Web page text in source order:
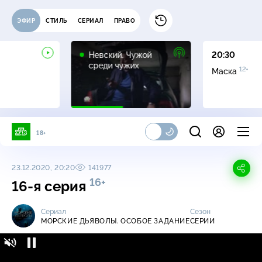
ЭФИР СТИЛЬ СЕРИАЛ ПРАВО
Невский. Чужой
среди чужих
16+
20:30
Маска 12+
18+
23.12.2020, 20:20 141977
16-я серия 16+
Сериал
МОРСКИЕ ДЬЯВОЛЫ. ОСОБОЕ ЗАДАНИЕ
Сезон
СЕРИИ